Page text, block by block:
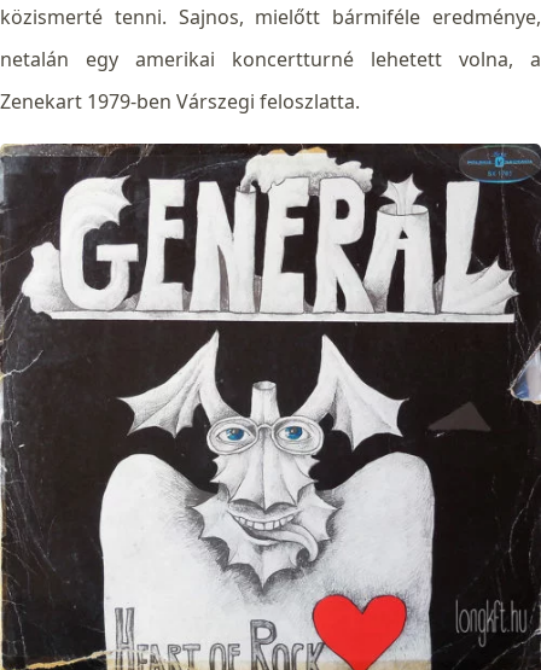
közismerté tenni. Sajnos, mielőtt bármiféle eredménye,
netalán egy amerikai koncertturné lehetett volna, a
Zenekart 1979-ben Várszegi feloszlatta.